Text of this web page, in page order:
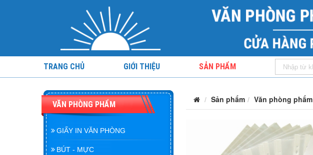
TRANG CHỦ GIỚI THIỆU SẢN PHẨM
VĂN PHÒNG PHẨM
GIẤY IN VĂN PHÒNG
BÚT - MỰC
Sản phẩm Văn phòng phẩm